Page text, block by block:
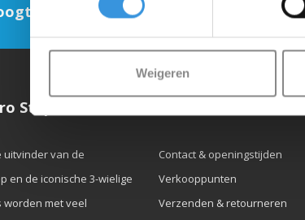
Weigeren
en schrijf je in voor onze nieuwsbrief
Step?
uitvinder van de
en de iconische 3-wielige
worden met veel
Contact & openingstijden
Verkooppunten
Verzenden & retourneren